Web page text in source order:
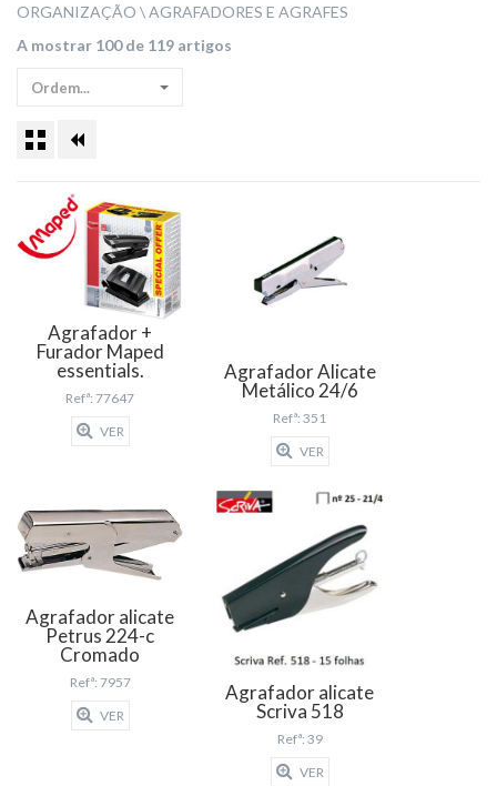
ORGANIZAÇÃO
AGRAFADORES E AGRAFES
A mostrar 100 de 119 artigos
Ordem...
Agrafador +
Furador Maped
essentials.
Refª: 77647
VER
Agrafador Alicate
Metálico 24/6
Refª: 351
VER
Agrafador alicate
Petrus 224-c
Cromado
Refª: 7957
VER
Agrafador alicate
Scriva 518
Refª: 39
VER